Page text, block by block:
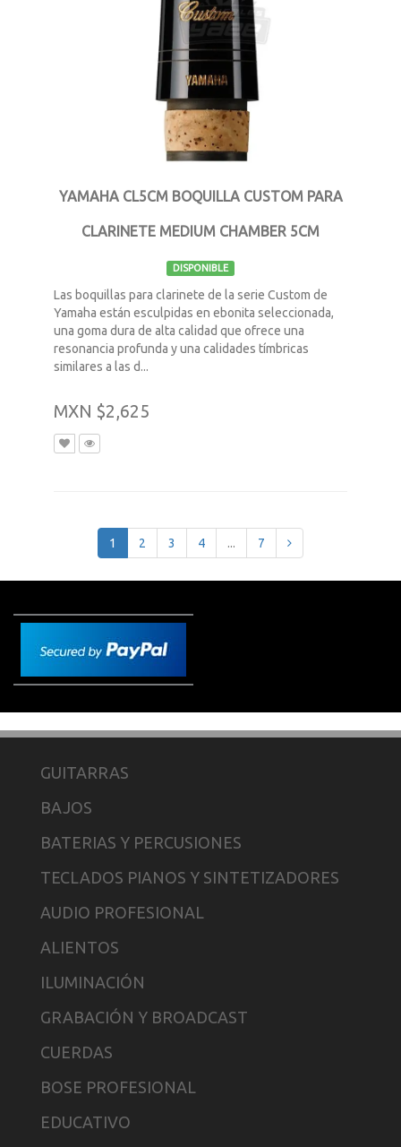
YAMAHA CL5CM BOQUILLA CUSTOM PARA
CLARINETE MEDIUM CHAMBER 5CM
DISPONIBLE
Las boquillas para clarinete de la serie Custom de
Yamaha están esculpidas en ebonita seleccionada,
una goma dura de alta calidad que ofrece una
resonancia profunda y una calidades tímbricas
similares a las d...
MXN $2,625
1 2 3 4 ... 7
GUITARRAS
BAJOS
BATERIAS Y PERCUSIONES
TECLADOS PIANOS Y SINTETIZADORES
AUDIO PROFESIONAL
ALIENTOS
ILUMINACIÓN
GRABACIÓN Y BROADCAST
CUERDAS
BOSE PROFESIONAL
EDUCATIVO